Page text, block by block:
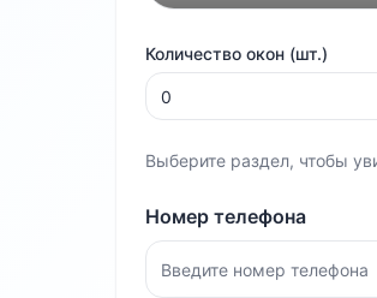
Количество окон (шт.)
Выберите раздел, чтобы
Номер телефона